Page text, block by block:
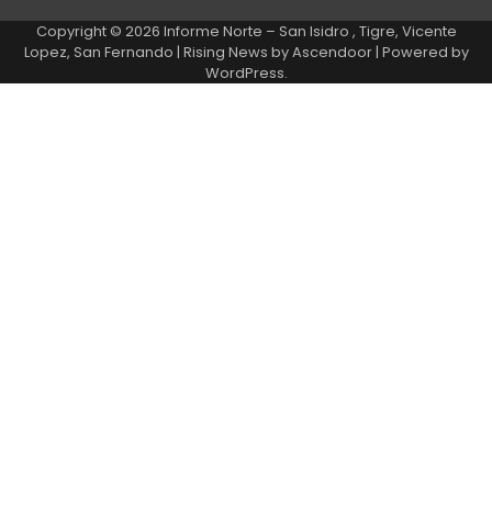
Copyright © 2026 Informe Norte – San Isidro , Tigre, Vicente
Lopez, San Fernando | Rising News byAscendoor| Powered by
WordPress.